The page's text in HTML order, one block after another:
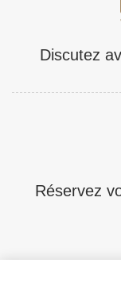
Discutez
Réservez